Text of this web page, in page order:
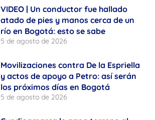
VIDEO | Un conductor fue hallado
atado de pies y manos cerca de un
río en Bogotá: esto se sabe
5 de agosto de 2026
Movilizaciones contra De la Espriella
y actos de apoyo a Petro: así serán
los próximos días en Bogotá
5 de agosto de 2026